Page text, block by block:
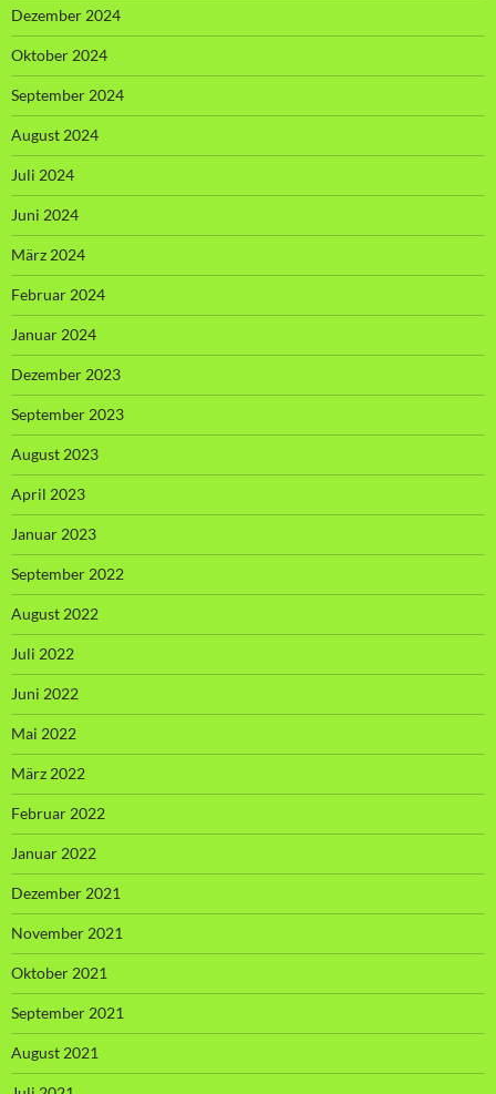
Dezember 2024
Oktober 2024
September 2024
August 2024
Juli 2024
Juni 2024
März 2024
Februar 2024
Januar 2024
Dezember 2023
September 2023
August 2023
April 2023
Januar 2023
September 2022
August 2022
Juli 2022
Juni 2022
Mai 2022
März 2022
Februar 2022
Januar 2022
Dezember 2021
November 2021
Oktober 2021
September 2021
August 2021